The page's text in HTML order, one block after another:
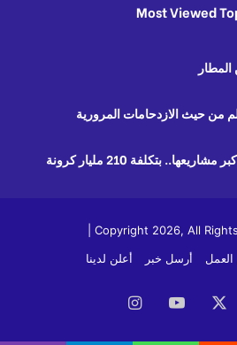
Most Viewed
من حيث الازدحامات المرورية
بتكلفة 210 مليار كرونة
أرسل خبر أعلن لدينا
‫YouTube